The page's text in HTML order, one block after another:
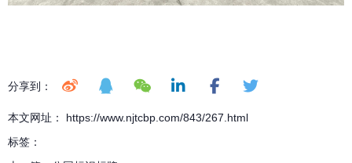
分享到：
本文网址： https://www.njtcbp.com/843/267.html
标签：